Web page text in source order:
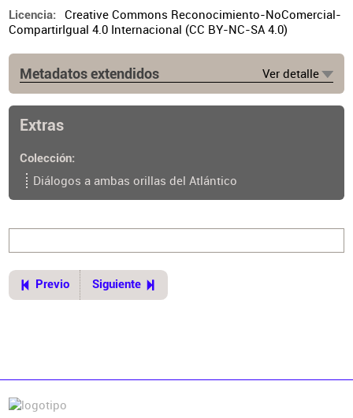
Licencia
Creative Commons Reconocimiento-NoComercial-
CompartirIgual 4.0 Internacional (CC BY-NC-SA 4.0)
Metadatos extendidos Ver detalle
https://www.cpau.org/nota/38191
Extras
Colección
Diálogos a ambas orillas del Atlántico
Previo Siguiente